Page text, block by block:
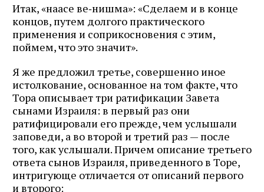
Итак, «наасе ве‑нишма»: «Сделаем и в конце
концов, путем долгого практического
применения и соприкосновения с этим,
поймем, что это значит».
Я же предложил третье, совершенно иное
истолкование, основанное на том факте, что
Тора описывает три ратификации Завета
сынами Израиля: в первый раз они
ратифицировали его прежде, чем услышали
заповеди, а во второй и третий раз — после
того, как услышали. Причем описание третьего
ответа сынов Израиля, приведенного в Торе,
интригующе отличается от описаний первого
и второго: